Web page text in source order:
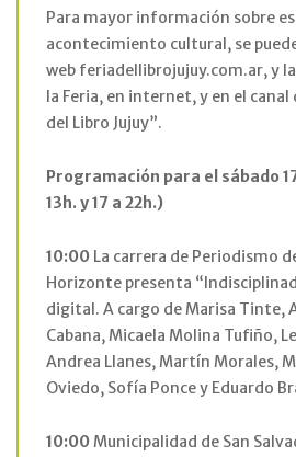
Para mayor información sobre
acontecimiento cultural, se
web feriadellibrojujuy.com.ar, y
la Feria, en internet, y en el canal
del Libro Jujuy”.
Programación para el sábado
13h. y 17 a 22h.)
10:00 La carrera de Periodismo
Horizonte presenta
digital. A cargo de Marisa Tinte,
Cabana, Micaela Molina Tufiño,
Andrea Llanes, Martín Morales,
Oviedo, Sofía Ponce y Eduardo
10:00Municipalidad de San